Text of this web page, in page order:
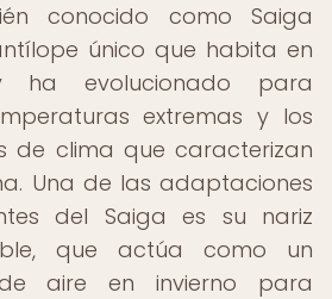
conocido como Saiga
único que habita en
ha evolucionado para
extremas y los
de clima que caracterizan
Una de las adaptaciones
del Saiga es su nariz
que actúa como un
aire en invierno para